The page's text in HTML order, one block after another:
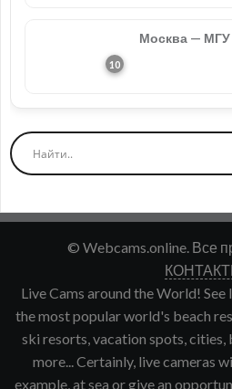
Москва —
© Webcams.online. Все
Live Cams around the World!
the most popular world's beach
ski resorts, vacation spots, cities,
more... Certainly, live cameras
example, at sea or give an